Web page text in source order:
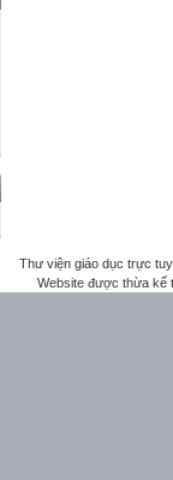
Thư viện giáo dục trực
Website được thừa kế